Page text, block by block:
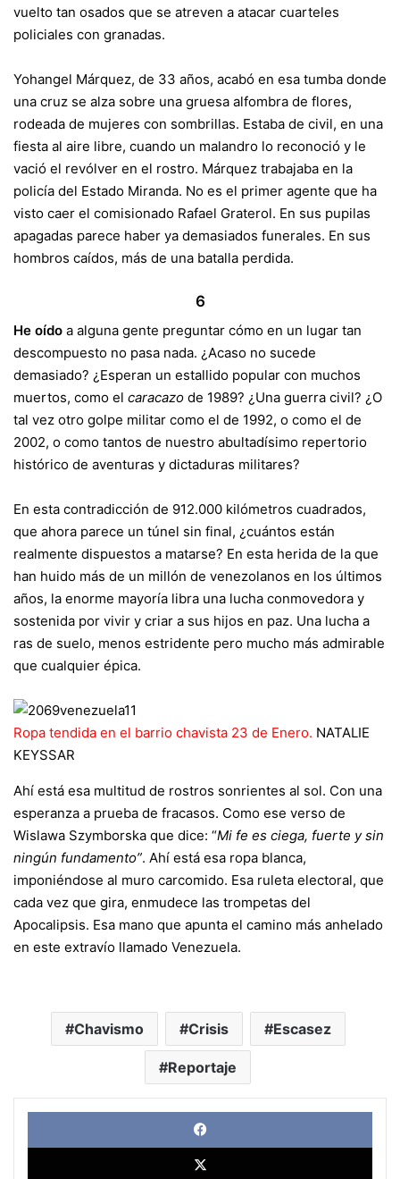
vuelto tan osados que se atreven a atacar cuarteles
policiales con granadas.
Yohangel Márquez, de 33 años, acabó en esa tumba donde
una cruz se alza sobre una gruesa alfombra de flores,
rodeada de mujeres con sombrillas. Estaba de civil, en una
fiesta al aire libre, cuando un malandro lo reconoció y le
vació el revólver en el rostro. Márquez trabajaba en la
policía del Estado Miranda. No es el primer agente que ha
visto caer el comisionado Rafael Graterol. En sus pupilas
apagadas parece haber ya demasiados funerales. En sus
hombros caídos, más de una batalla perdida.
6
He oído a alguna gente preguntar cómo en un lugar tan
descompuesto no pasa nada. ¿Acaso no sucede
demasiado? ¿Esperan un estallido popular con muchos
muertos, como el caracazo de 1989? ¿Una guerra civil? ¿O
tal vez otro golpe militar como el de 1992, o como el de
2002, o como tantos de nuestro abultadísimo repertorio
histórico de aventuras y dictaduras militares?
En esta contradicción de 912.000 kilómetros cuadrados,
que ahora parece un túnel sin final, ¿cuántos están
realmente dispuestos a matarse? En esta herida de la que
han huido más de un millón de venezolanos en los últimos
años, la enorme mayoría libra una lucha conmovedora y
sostenida por vivir y criar a sus hijos en paz. Una lucha a
ras de suelo, menos estridente pero mucho más admirable
que cualquier épica.
Ropa tendida en el barrio chavista 23 de Enero. NATALIE
KEYSSAR
Ahí está esa multitud de rostros sonrientes al sol. Con una
esperanza a prueba de fracasos. Como ese verso de
Wislawa Szymborska que dice: “Mi fe es ciega, fuerte y sin
ningún fundamento”. Ahí está esa ropa blanca,
imponiéndose al muro carcomido. Esa ruleta electoral, que
cada vez que gira, enmudece las trompetas del
Apocalipsis. Esa mano que apunta el camino más anhelado
en este extravío llamado Venezuela.
Chavismo Crisis Escasez
Reportaje
X